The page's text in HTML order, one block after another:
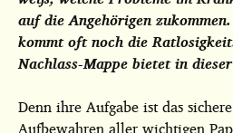
auf die Angehörigen
kommt oft noch die
Nachlass-Mappe bietet in
Denn ihre Aufgabe ist das